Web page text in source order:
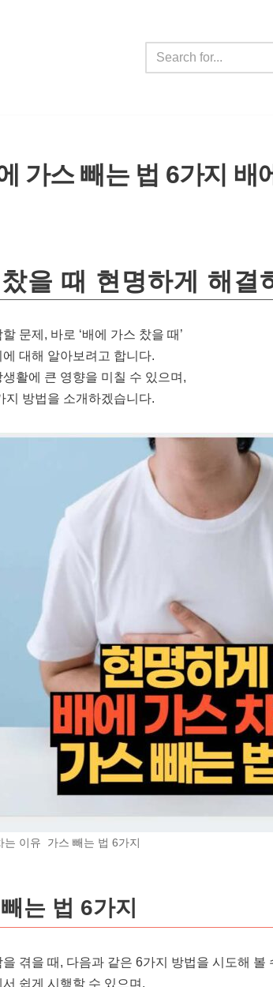
가스 빼는 법 6가지 배
을 때 현명하게 해결
문제, 바로 ‘배에 가스 찼을 때’
대해 알아보려고 합니다.
활에 큰 영향을 미칠 수 있으며,
지 방법을 소개하겠습니다.
이유 가스 빼는 법 6가지
는 법 6가지
겪을 때, 다음과 같은 6가지 방법을 시도해 볼
쉽게 시행할 수 있으며,